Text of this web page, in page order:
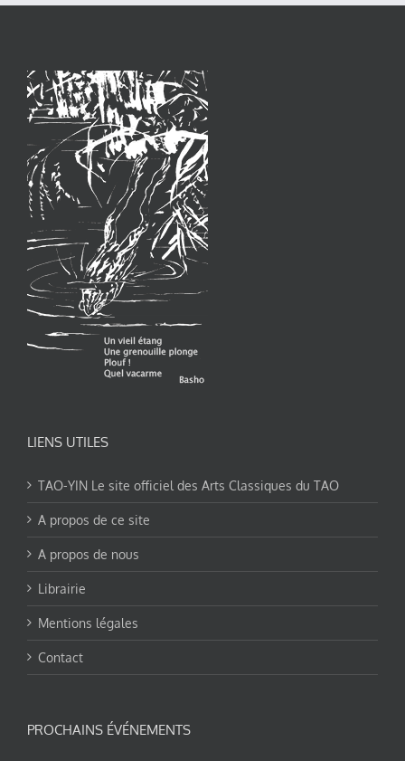
LIENS UTILES
TAO-YIN Le site officiel des Arts Classiques du TAO
A propos de ce site
A propos de nous
Librairie
Mentions légales
Contact
PROCHAINS ÉVÉNEMENTS